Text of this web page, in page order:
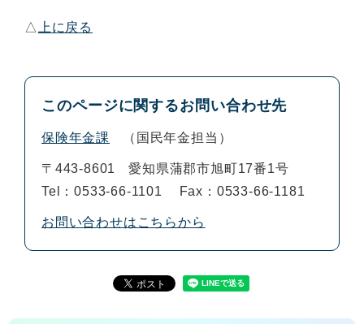
△ 上に戻る
このページに関するお問い合わせ先
保険年金課 国民年金担当
〒443-8601
愛知県蒲郡市旭町17番1号
Tel：0533-66-1101
Fax：0533-66-1181
お問い合わせはこちらから